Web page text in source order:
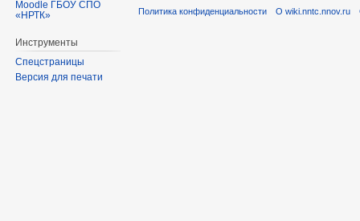
Moodle ГБОУ СПО
«НРТК»
Инструменты
Спецстраницы
Версия для печати
Политика конфиденциальности О wiki.nntc.nnov.ru